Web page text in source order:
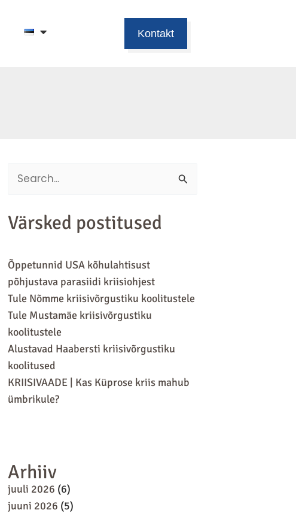
Kontakt
Search
Värsked postitused
Õppetunnid USA kõhulahtisust
põhjustava parasiidi kriisiohjest
Tule Nõmme kriisivõrgustiku koolitustele
Tule Mustamäe kriisivõrgustiku
koolitustele
Alustavad Haabersti kriisivõrgustiku
koolitused
KRIISIVAADE | Kas Küprose kriis mahub
ümbrikule?
Arhiiv
juuli 2026 (6)
juuni 2026 (5)